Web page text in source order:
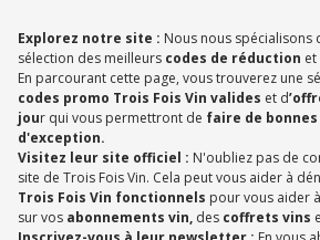
Explorez notre site : Nous nous spécialisons
sélection des meilleurs codes de réduction et
En parcourant cette page, vous trouverez une
codes promo Trois Fois Vin valides et d
jour qui vous permettront de faire de
d'exception.
Visitez leur site officiel : N'oubliez pas de
site de Trois Fois Vin. Cela peut vous aider à
Trois Fois Vin fonctionnels pour vous aider
sur vos abonnements vin, des coffrets vins